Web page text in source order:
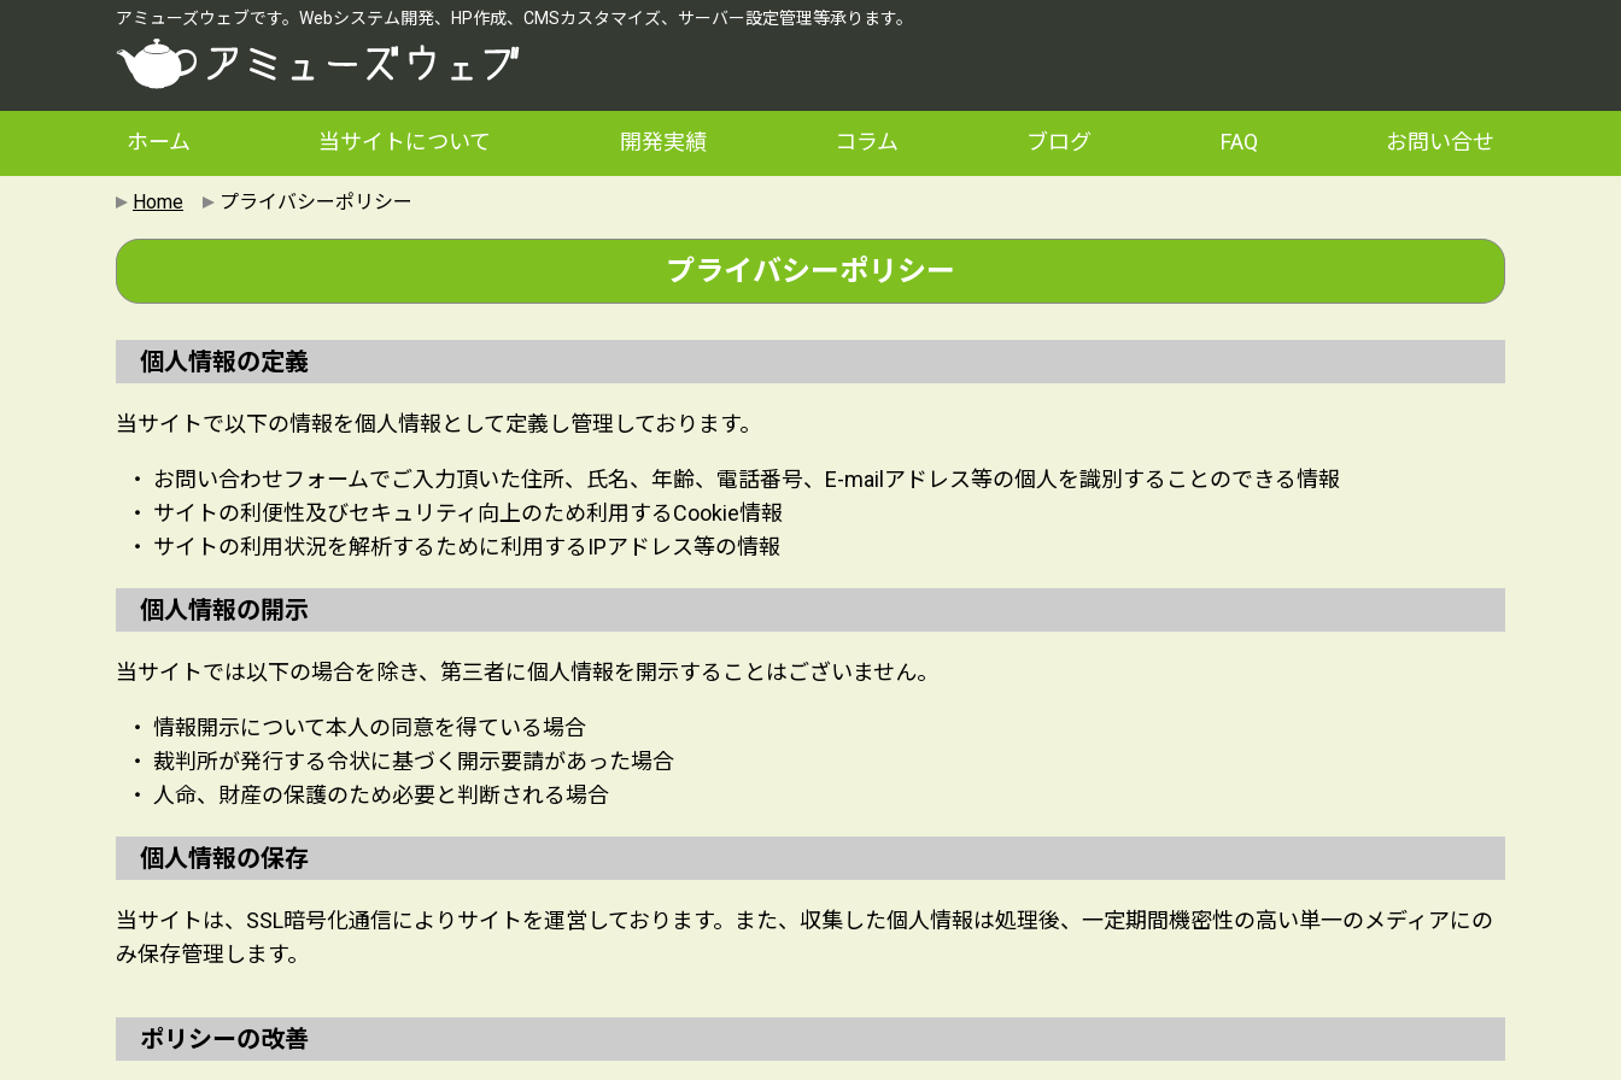
アミューズウェブです。Webシステム開発、HP作成、CMSカスタマイズ、サーバー設定管理等承ります。
ホーム 当サイトについて 開発実績 コラム ブログ FAQ お問い合せ
Home プライバシーポリシー
プライバシーポリシー
個人情報の定義
当サイトで以下の情報を個人情報として定義し管理しております。
お問い合わせフォームでご入力頂いた住所、氏名、年齢、電話番号、E-mailアドレス等の個人を識別することのできる情報
サイトの利便性及びセキュリティ向上のため利用するCookie情報
サイトの利用状況を解析するために利用するIPアドレス等の情報
個人情報の開示
当サイトでは以下の場合を除き、第三者に個人情報を開示することはございません。
情報開示について本人の同意を得ている場合
裁判所が発行する令状に基づく開示要請があった場合
人命、財産の保護のため必要と判断される場合
個人情報の保存
当サイトは、SSL暗号化通信によりサイトを運営しております。また、収集した個人情報は処理後、一定期間機密性の高い単一のメディアにの
み保存管理します。
ポリシーの改善